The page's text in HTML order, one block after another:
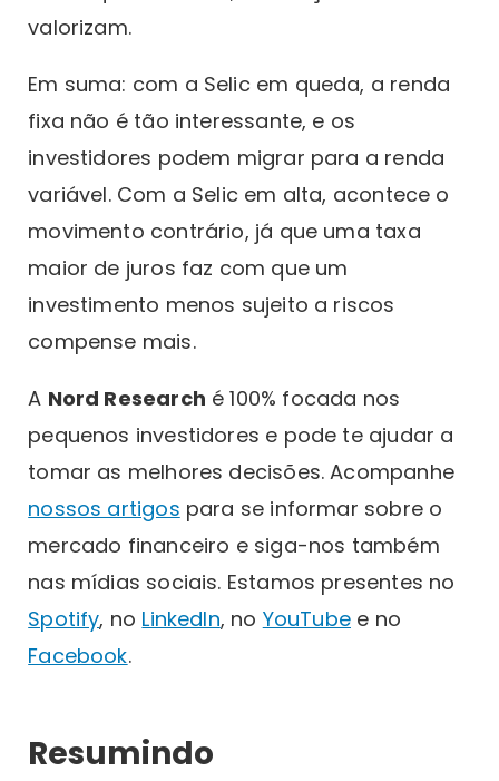
valorizam.
Em suma: com a Selic em queda, a renda
fixa não é tão interessante, e os
investidores podem migrar para a renda
variável. Com a Selic em alta, acontece o
movimento contrário, já que uma taxa
maior de juros faz com que um
investimento menos sujeito a riscos
compense mais.
A Nord Research é 100% focada nos
pequenos investidores e pode te ajudar a
tomar as melhores decisões. Acompanhe
nossos artigos para se informar sobre o
mercado financeiro e siga-nos também
nas mídias sociais. Estamos presentes no
Spotify, no LinkedIn, no YouTube e no
Facebook.
Resumindo